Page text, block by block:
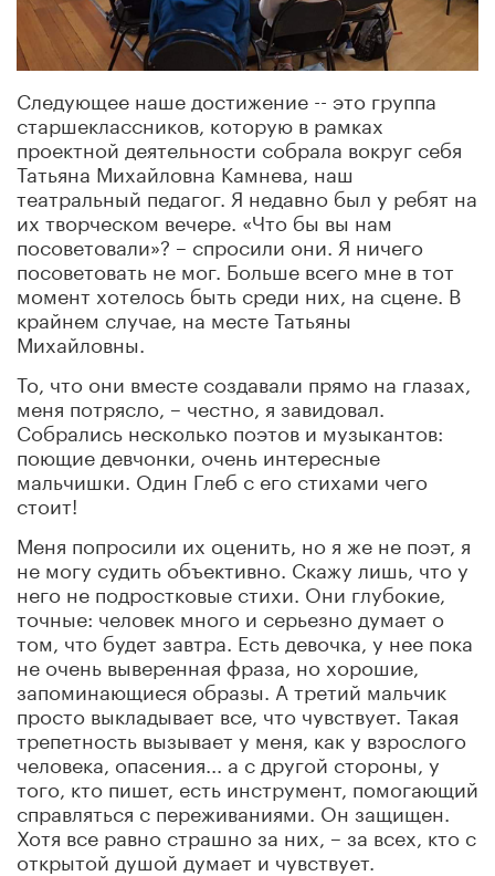
Следующее наше достижение -- это группа
старшеклассников, которую в рамках
проектной деятельности собрала вокруг себя
Татьяна Михайловна Камнева, наш
театральный педагог. Я недавно был у ребят на
их творческом вечере. «Что бы вы нам
посоветовали»? – спросили они. Я ничего
посоветовать не мог. Больше всего мне в тот
момент хотелось быть среди них, на сцене. В
крайнем случае, на месте Татьяны
Михайловны.
То, что они вместе создавали прямо на глазах,
меня потрясло, – честно, я завидовал.
Собрались несколько поэтов и музыкантов:
поющие девчонки, очень интересные
мальчишки. Один Глеб с его стихами чего
стоит!
Меня попросили их оценить, но я же не поэт, я
не могу судить объективно. Скажу лишь, что у
него не подростковые стихи. Они глубокие,
точные: человек много и серьезно думает о
том, что будет завтра. Есть девочка, у нее пока
не очень выверенная фраза, но хорошие,
запоминающиеся образы. А третий мальчик
просто выкладывает все, что чувствует. Такая
трепетность вызывает у меня, как у взрослого
человека, опасения... а с другой стороны, у
того, кто пишет, есть инструмент, помогающий
справляться с переживаниями. Он защищен.
Хотя все равно страшно за них, – за всех, кто с
открытой душой думает и чувствует.